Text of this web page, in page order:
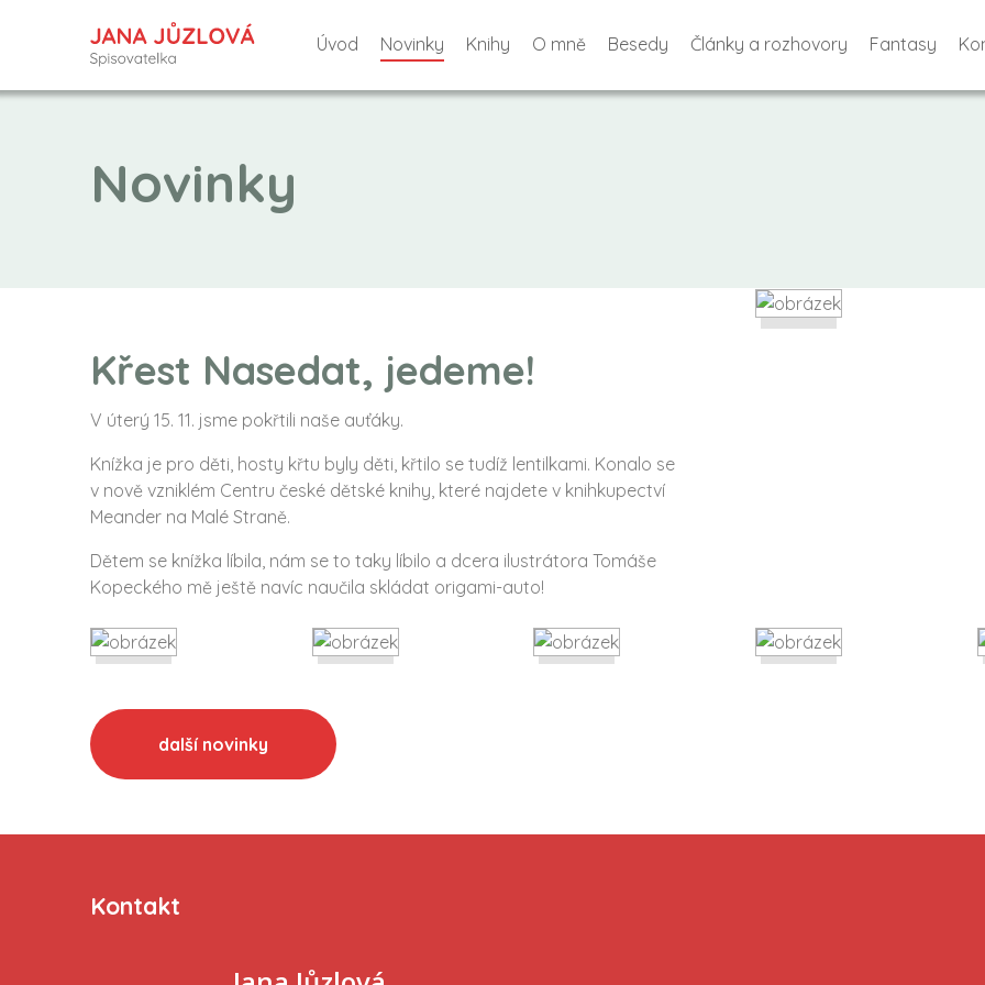
Úvod Novinky Knihy O mně Besedy Články a rozhovory Fantasy
Novinky
Křest Nasedat, jedeme!
V úterý 15. 11. jsme pokřtili naše auťáky.
Knížka je pro děti, hosty křtu byly děti, křtilo se tudíž lentilkami. Konalo se
v nově vzniklém Centru české dětské knihy, které najdete v knihkupectví
Meander na Malé Straně.
Dětem se knížka líbila, nám se to taky líbilo a dcera ilustrátora Tomáše
Kopeckého mě ještě navíc naučila skládat origami-auto!
další novinky
Kontakt